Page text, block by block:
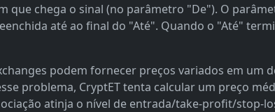
que chega o sinal (no parâmetro "De"). O
até ao final do "Até". Quando o "Até"
podem fornecer preços variados em um
problema, CryptET tenta calcular um preço
atinja o nível de entrada/take-profit/stop-